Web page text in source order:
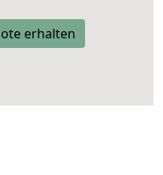
erhalten